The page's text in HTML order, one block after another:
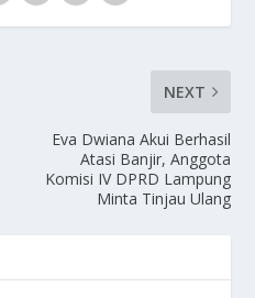
NEXT
Eva Dwiana Akui Berhasil
Atasi Banjir, Anggota
Komisi IV DPRD Lampung
Minta Tinjau Ulang